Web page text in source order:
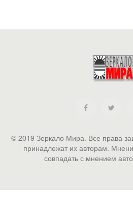
© 2019 Зеркало Мира. Все права
принадлежат их авторам.
совпадать с мнением